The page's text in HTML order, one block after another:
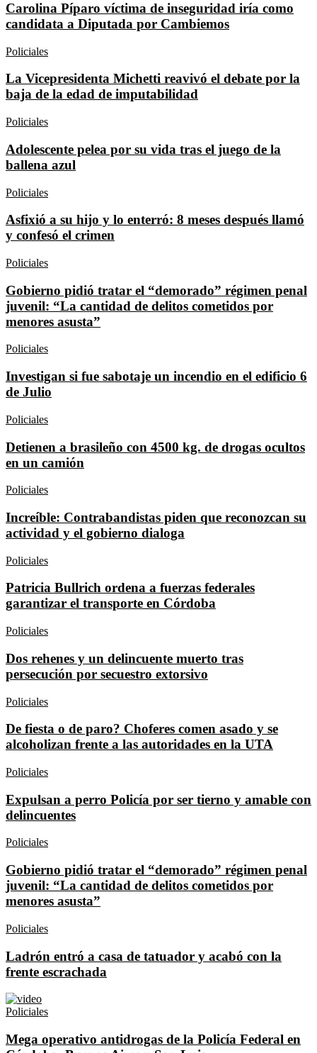
Carolina Píparo víctima de inseguridad iría como
candidata a Diputada por Cambiemos
Policiales
La Vicepresidenta Michetti reavivó el debate por la
baja de la edad de imputabilidad
Policiales
Adolescente pelea por su vida tras el juego de la
ballena azul
Policiales
Asfixió a su hijo y lo enterró: 8 meses después llamó
y confesó el crimen
Policiales
Gobierno pidió tratar el “demorado” régimen penal
juvenil: “La cantidad de delitos cometidos por
menores asusta”
Policiales
Investigan si fue sabotaje un incendio en el edificio 6
de Julio
Policiales
Detienen a brasileño con 4500 kg. de drogas ocultos
en un camión
Policiales
Increíble: Contrabandistas piden que reconozcan su
actividad y el gobierno dialoga
Policiales
Patricia Bullrich ordena a fuerzas federales
garantizar el transporte en Córdoba
Policiales
Dos rehenes y un delincuente muerto tras
persecución por secuestro extorsivo
Policiales
De fiesta o de paro? Choferes comen asado y se
alcoholizan frente a las autoridades en la UTA
Policiales
Expulsan a perro Policía por ser tierno y amable con
delincuentes
Policiales
Gobierno pidió tratar el “demorado” régimen penal
juvenil: “La cantidad de delitos cometidos por
menores asusta”
Policiales
Ladrón entró a casa de tatuador y acabó con la
frente escrachada
Policiales
Mega operativo antidrogas de la Policía Federal en